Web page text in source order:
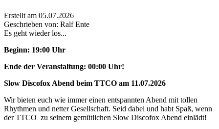
Erstellt am 05.07.2026
Geschrieben von: Ralf Ente
Es geht wieder los...
Beginn: 19:00 Uhr
Ende der Veranstaltung: 00:00 Uhr!
Slow Discofox Abend beim TTCO am 11.07.2026
Wir bieten euch wie immer einen entspannten Abend mit tollen
Rhythmen und netter Gesellschaft. Seid dabei und habt Spaß, wenn
der TTCO zu seinem gemütlichen Slow Discofox Abend einlädt!